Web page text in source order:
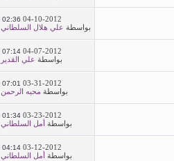
04-10-2012
02:36 AM
بواسطة علي هلال السلطاني
04-07-2012
07:14 PM
بواسطة علي القدير
03-31-2012
07:01 AM
بواسطة محبه الرحمن
03-23-2012
01:34 AM
بواسطة أمل السلطاني
03-12-2012
04:14 AM
بواسطة أمل السلطاني